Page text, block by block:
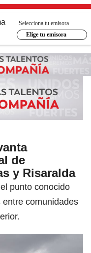
Selecciona tu emisora
Elige tu emisora
de
y Risaralda
punto conocido
comunidades